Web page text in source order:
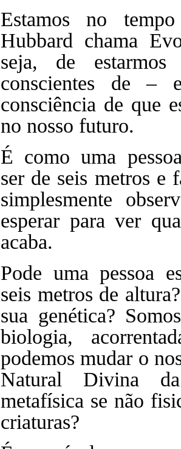
Estamos no
Hubbard chama
seja, de
conscientes de –
consciência de que
no nosso futuro.
É como uma
ser de seis metros e
simplesmente
esperar para ver
acaba.
Pode uma pessoa
seis metros de
sua genética?
biologia,
podemos mudar o
Natural Divina
metafísica se não
criaturas?